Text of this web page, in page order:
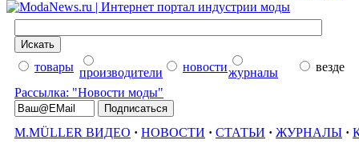
товары производители новостижурналы
везде
Рассылка: "Новости моды"
M.MÜLLER ВИДЕО · НОВОСТИ · СТАТЬИ · ЖУРНАЛЫ ·